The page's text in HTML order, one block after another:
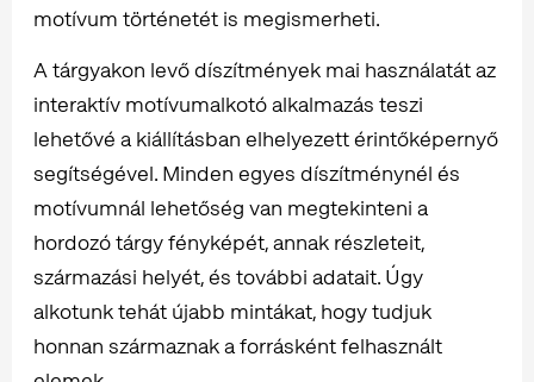
motívum történetét is megismerheti.
A tárgyakon levő díszítmények mai használatát az
interaktív motívumalkotó alkalmazás teszi
lehetővé a kiállításban elhelyezett érintőképernyő
segítségével. Minden egyes díszítménynél és
motívumnál lehetőség van megtekinteni a
hordozó tárgy fényképét, annak részleteit,
származási helyét, és további adatait. Úgy
alkotunk tehát újabb mintákat, hogy tudjuk
honnan származnak a forrásként felhasznált